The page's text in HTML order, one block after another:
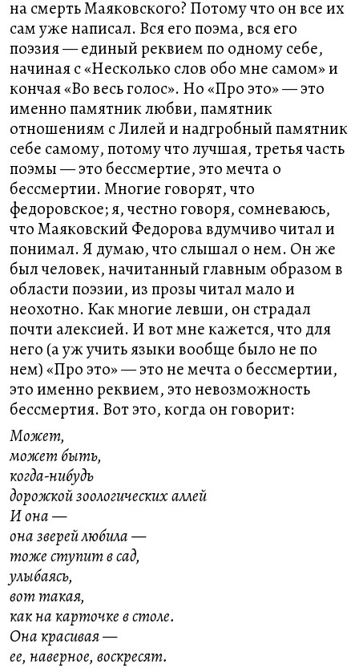
на смерть Маяковского? Потому что он все их
сам уже написал. Вся его поэма, вся его
поэзия — единый реквием по одному себе,
начиная с «Несколько слов обо мне самом» и
кончая «Во весь голос». Но «Про это» — это
именно памятник любви, памятник
отношениям с Лилей и надгробный памятник
себе самому, потому что лучшая, третья часть
поэмы — это бессмертие, это мечта о
бессмертии. Многие говорят, что
федоровское; я, честно говоря, сомневаюсь,
что Маяковский Федорова вдумчиво читал и
понимал. Я думаю, что слышал о нем. Он же
был человек, начитанный главным образом в
области поэзии, из прозы читал мало и
неохотно. Как многие левши, он страдал
почти алексией. И вот мне кажется, что для
него (а уж учить языки вообще было не по
нем) «Про это» — это не мечта о бессмертии,
это именно реквием, это невозможность
бессмертия. Вот это, когда он говорит:
Может,
может быть,
когда-нибудь
дорожкой зоологических аллей
И она —
она зверей любила —
тоже ступит в сад,
улыбаясь,
вот такая,
как на карточке в столе.
Она красивая —
ее, наверное, воскресят.